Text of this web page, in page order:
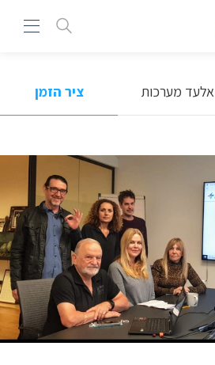
אלעד מערכות ציר הזמן